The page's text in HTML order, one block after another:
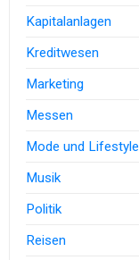
Kapitalanlagen
Kreditwesen
Marketing
Messen
Mode und Lifestyle
Musik
Politik
Reisen